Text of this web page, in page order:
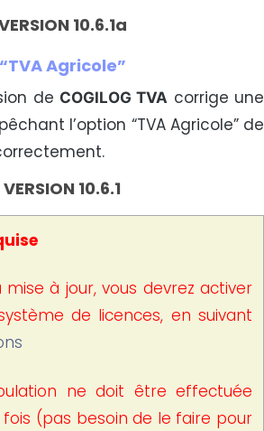
10.6.1a
Agricole”
de COGILOG TVA corrige une
l’option “TVA Agricole” de
VERSION 10.6.1
à jour, vous devrez activer
de licences, en suivant
ne doit être effectuée
fois (pas besoin de le faire pour